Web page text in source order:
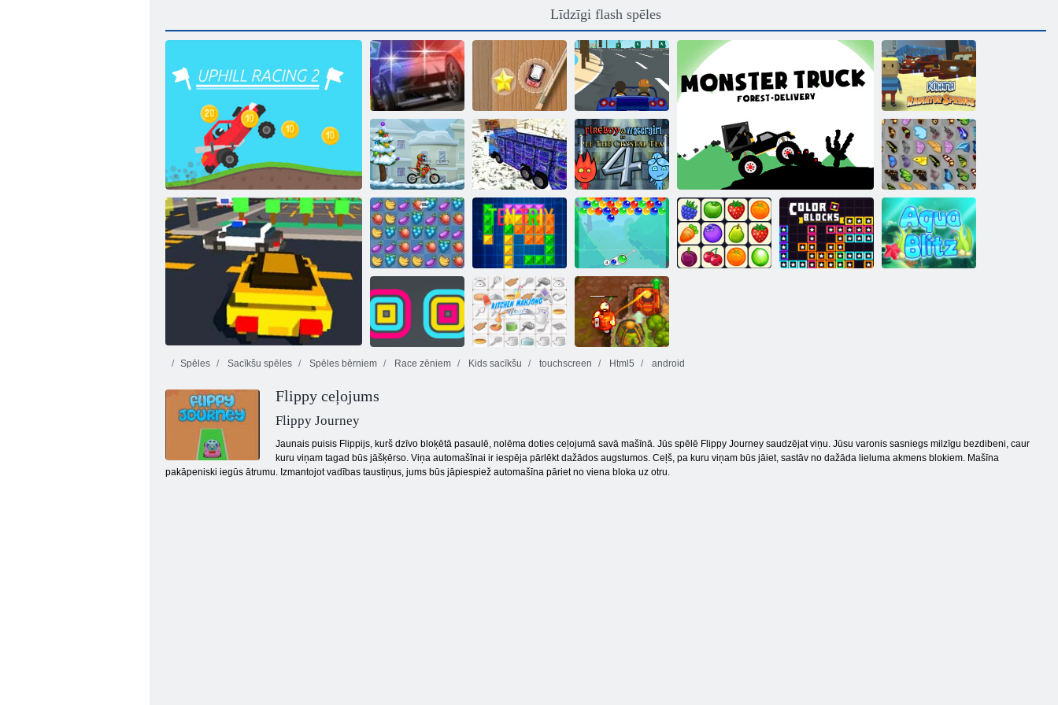
Līdzīgi flash spēles
Augstas sacīkstes 2
Vajāšana uz ielas
Mini sacīkšu
skriešanās
Slepkava Racer
Kogama:
Radiatora avoti
Moto X3M
ziema
Kravas
automašīna 18
Fireboy and
Watergirl 4:
Kristāla templis
Tauriņš kyodai
Fruta Crush Tentriks
Burbulis
Charms
Spēles Sacīkšu spēles Spēles bērniem Race zēniem Kids sacīkšu touchscreen Html5 android
Flippy ceļojums
Flippy Journey
Jaunais puisis Flippijs, kurš dzīvo bloķētā pasaulē, nolēma doties ceļojumā savā mašīnā. Jūs spēlē Flippy Journey saudzējat viņu. Jūsu varonis sasniegs milzīgu bezdibeni, caur
kuru viņam tagad būs jāšķērso. Viņa automašīnai ir iespēja pārlēkt dažādos augstumos. Ceļš, pa kuru viņam būs jāiet, sastāv no dažāda lieluma akmens blokiem. Mašīna
pakāpeniski iegūs ātrumu. Izmantojot vadības taustiņus, jums būs jāpiespiež automašīna pāriet no viena bloka uz otru.